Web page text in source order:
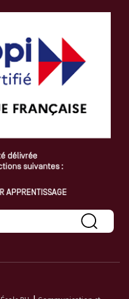
Formulaire de recherche